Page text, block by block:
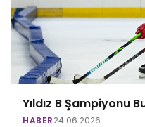
Yıldız B Şampiyonu
HABER24.06.2026